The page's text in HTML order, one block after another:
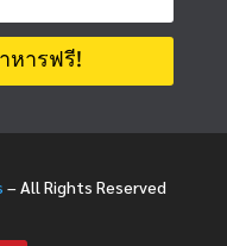
หารฟรี!
– All Rights Reserved